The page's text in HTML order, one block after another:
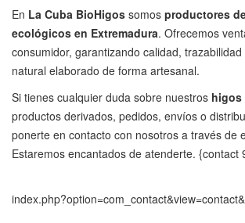
En La Cuba BioHigos somos productores
ecológicos en Extremadura. Ofrecemos
consumidor, garantizando calidad,
natural elaborado de forma artesanal.
Si tienes cualquier duda sobre nuestros
productos derivados, pedidos, envíos o
ponerte en contacto con nosotros a través de
Estaremos encantados de atenderte. {contact